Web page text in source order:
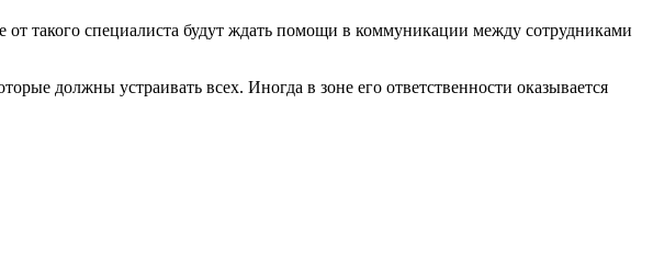
такого специалиста будут ждать помощи в коммуникации между сотрудниками
должны устраивать всех. Иногда в зоне его ответственности оказывается